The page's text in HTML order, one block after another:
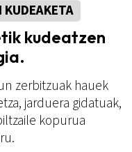
kudeatzen
zerbitzuak hauek
jarduera gidatuak,
kopurua